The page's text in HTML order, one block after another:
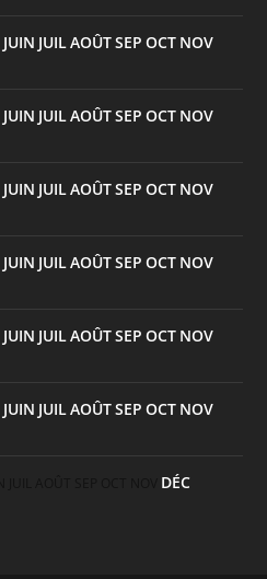
JUIN JUILAOÛTSEP OCT NOV
JUIN JUILAOÛTSEP OCT NOV
JUIN JUILAOÛTSEP OCT NOV
JUIN JUILAOÛTSEP OCT NOV
JUIN JUILAOÛTSEP OCT NOV
JUIN JUILAOÛTSEP OCT NOV
DÉC